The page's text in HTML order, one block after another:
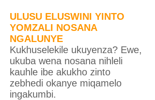
ULUSU ELUSWINI YINTO
YOMZALI NOSANA
NGALUNYE
Kukhuselekile ukuyenza? Ewe,
ukuba wena nosana nihleli
kauhle ibe akukho zinto
zebhedi okanye miqamelo
ingakumbi.